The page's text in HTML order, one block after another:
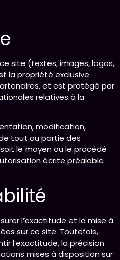
site (textes, images, logos,
la propriété exclusive
et est protégé par
relatives à la
modification,
tout ou partie des
le moyen ou le procédé
écrite préalable
l’exactitude et la mise à
sur ce site. Toutefois,
l’exactitude, la précision
mises à disposition sur